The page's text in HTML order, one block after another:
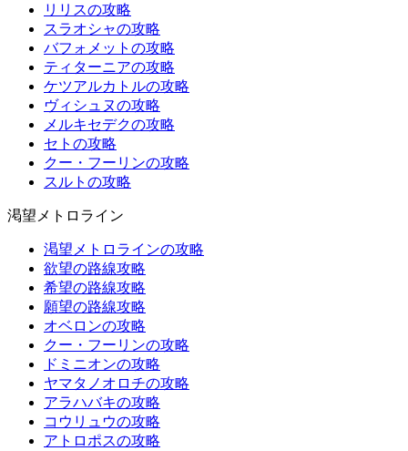
リリスの攻略
スラオシャの攻略
バフォメットの攻略
ティターニアの攻略
ケツアルカトルの攻略
ヴィシュヌの攻略
メルキセデクの攻略
セトの攻略
クー・フーリンの攻略
スルトの攻略
渇望メトロライン
渇望メトロラインの攻略
欲望の路線攻略
希望の路線攻略
願望の路線攻略
オベロンの攻略
クー・フーリンの攻略
ドミニオンの攻略
ヤマタノオロチの攻略
アラハバキの攻略
コウリュウの攻略
アトロポスの攻略